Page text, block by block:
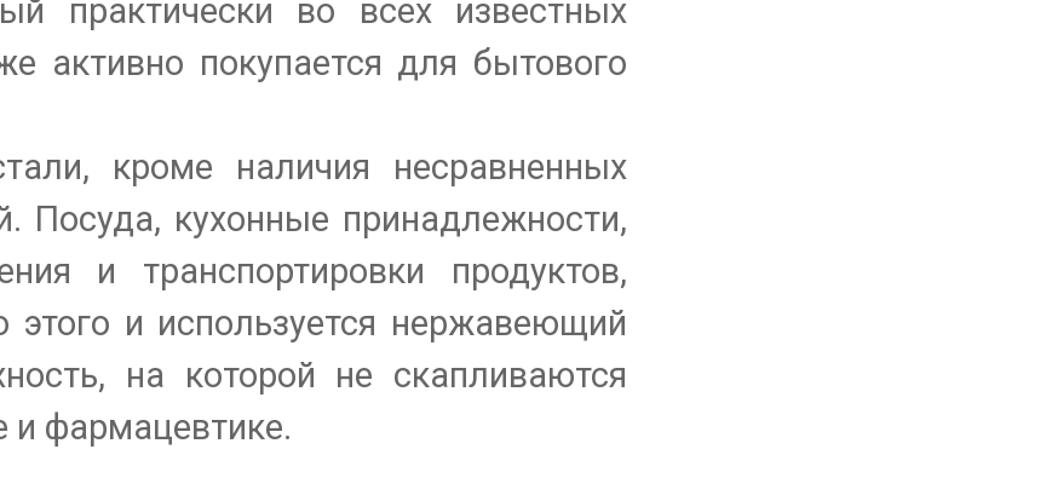
практически во всех известных
активно покупается для бытового
кроме наличия несравненных
Посуда, кухонные принадлежности,
и транспортировки продуктов,
и используется нержавеющий
на которой не скапливаются
и фармацевтике.